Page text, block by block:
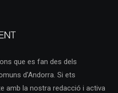
que es fan des dels
d'Andorra. Si ets
amb la nostra redacció i activa